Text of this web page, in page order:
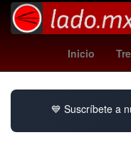
Inicio
💙 Suscríbete a